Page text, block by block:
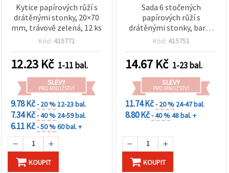
Kytice papírových růží s
drátěnými stonky, 20×70
mm, trávově zelená, 12 ks
Kód: 415771
12.23 Kč 1-11 bal.
SLEVY
PRO MNOŽSTVÍ
9.78 Kč- 20 %12-23 bal.
7.34 Kč- 40 % 24-59 bal.
6.11 Kč- 50 %60 bal. +
KOUPIT
Sada 6 stočených
papírových růží s
drátěnými stonky, barva
šampaňského, 35×80 mm
Kód: 415751
14.67 Kč 1-23 bal.
SLEVY
PRO MNOŽSTVÍ
11.74 Kč- 20 % 24-47 bal.
8.80 Kč- 40 %48 bal. +
KOUPIT